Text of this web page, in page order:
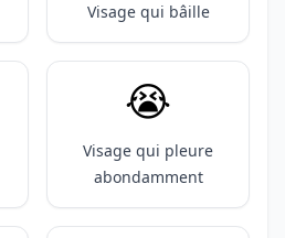
Visage qui bâille
😭
Visage qui pleure
abondamment